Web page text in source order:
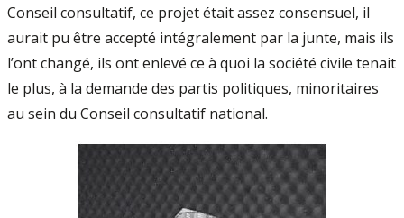
Conseil consultatif, ce projet était assez consensuel, il
aurait pu être accepté intégralement par la junte, mais ils
l’ont changé, ils ont enlevé ce à quoi la société civile tenait
le plus, à la demande des partis politiques, minoritaires
au sein du Conseil consultatif national.